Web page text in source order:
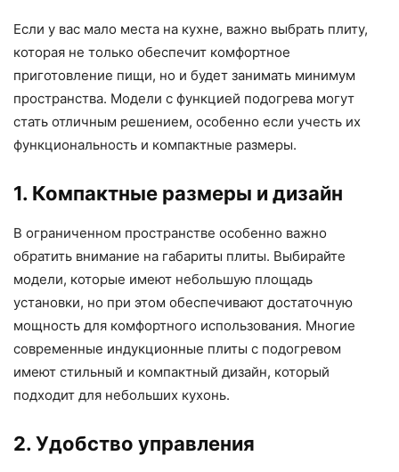
Если у вас мало места на кухне, важно выбрать плиту,
которая не только обеспечит комфортное
приготовление пищи, но и будет занимать минимум
пространства. Модели с функцией подогрева могут
стать отличным решением, особенно если учесть их
функциональность и компактные размеры.
1. Компактные размеры и дизайн
В ограниченном пространстве особенно важно
обратить внимание на габариты плиты. Выбирайте
модели, которые имеют небольшую площадь
установки, но при этом обеспечивают достаточную
мощность для комфортного использования. Многие
современные индукционные плиты с подогревом
имеют стильный и компактный дизайн, который
подходит для небольших кухонь.
2. Удобство управления